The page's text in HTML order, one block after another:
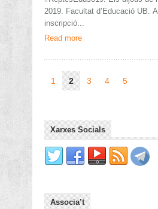
2019. Facultat d’Educació UB.
inscripció...
Read more
1 2 3 4 5
Xarxes Socials
Associa’t